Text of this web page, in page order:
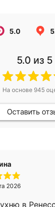
5.0
5.0 из 5
На основе 945
Оставить
2026
в